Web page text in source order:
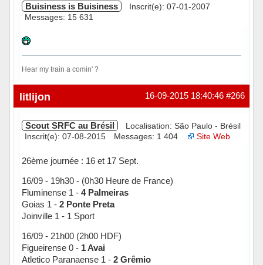
Buisiness is Buisiness
Inscrit(e): 07-01-2007
Messages: 15 631
Hear my train a comin' ?
Hors ligne #266
16-09-2015 18:40:46
litlijon
Scout SRFC au Brésil
Localisation: São Paulo - Brésil
Inscrit(e): 07-08-2015
Messages: 1 404 Site Web
26ème journée : 16 et 17 Sept.
16/09 - 19h30 - (0h30 Heure de France)
Fluminense 1 - 4 Palmeiras
Goias 1 - 2 Ponte Preta
Joinville 1 - 1 Sport
16/09 - 21h00 (2h00 HDF)
Figueirense 0 - 1 Avai
Atletico Paranaense 1 - 2 Grêmio